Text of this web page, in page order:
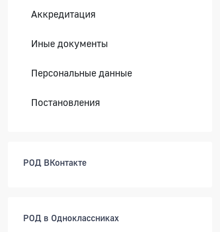
Аккредитация
Иные документы
Персональные данные
Постановления
РОД ВКонтакте
РОД в Одноклассниках